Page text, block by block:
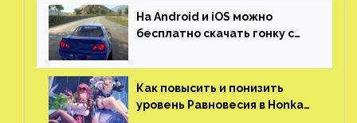
На Android и iOS можно
бесплатно скачать гонку с
который больше, чем в
Skyrim и GTA: San Andreas
Как повысить и понизить
уровень Равновесия в Honkai: